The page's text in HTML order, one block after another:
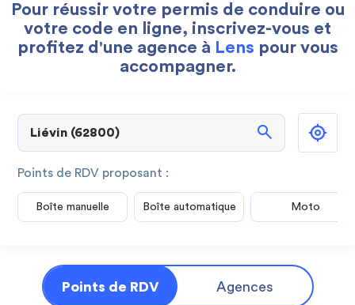
Pour réussir votre permis de conduire ou
votre code en ligne, inscrivez-vous et
profitez d'une agence à Lens pour vous
accompagner.
search
Points de RDV proposant :
Boîte manuelle Boîte automatique Moto
Points de RDV Agences